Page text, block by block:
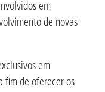
em
de novas
em
fim de oferecer os